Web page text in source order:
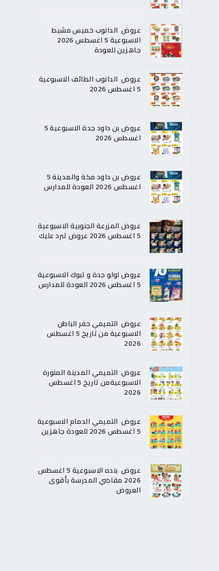
عروض الدانوب خميس مشيط
الاسبوعية 5 اغسطس 2026
جاهزين للعودة
عروض الدانوب الطائف الاسبوعية
5 اغسطس 2026
عروض بن داود جدة الاسبوعية 5
اغسطس 2026
عروض بن داود مكة والمدينة 5
اغسطس 2026 العودة للمدارس
عروض المزرعة الجنوبية الاسبوعية
5 اغسطس 2026 عروض تبرد عليك
عروض لولو جدة و تبوك الاسبوعية
5 اغسطس 2026 العودة للمدارس
عروض التميمي حفر الباطن
الاسبوعية من تاريخ 5 اغسطس
2026
عروض التميمي المدينة المنورة
الاسبوعيةمن تاريخ 5 اغسطس
2026
عروض التميمي الدمام الاسبوعية
5 اغسطس 2026 للعودة جاهزين
عروض بنده الاسبوعية 5 اغسطس
2026 مقاضي المدرسة بأقوى
العروض